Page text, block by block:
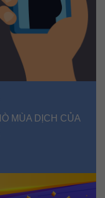
MÙA DỊCH CỦA